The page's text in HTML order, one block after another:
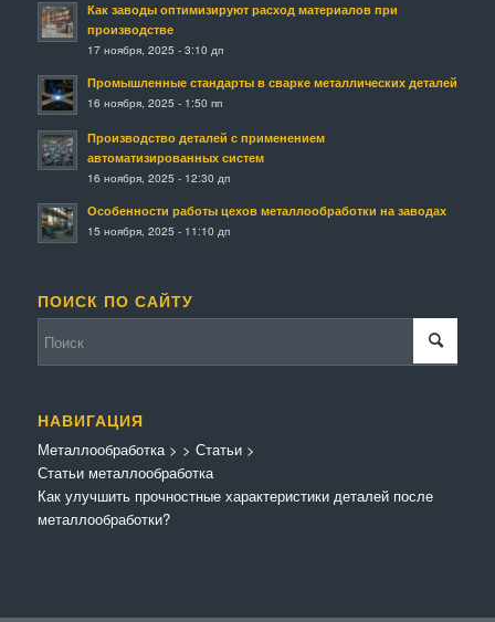
Как заводы оптимизируют расход материалов при
производстве
17 ноября, 2025 - 3:10 дп
Промышленные стандарты в сварке металлических деталей
16 ноября, 2025 - 1:50 пп
Производство деталей с применением
автоматизированных систем
16 ноября, 2025 - 12:30 дп
Особенности работы цехов металлообработки на заводах
15 ноября, 2025 - 11:10 дп
ПОИСК ПО САЙТУ
НАВИГАЦИЯ
Металлообработка>
Статьи металлообработка
> Статьи>
Как улучшить прочностные характеристики деталей после
металлообработки?